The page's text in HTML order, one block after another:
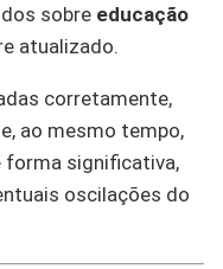
sobre educação
atualizado.
corretamente,
ao mesmo tempo,
forma significativa,
oscilações do